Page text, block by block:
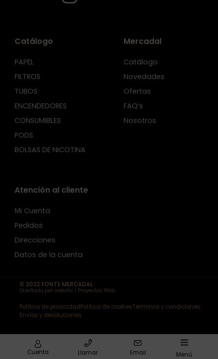
Catálogo
PAPEL
FILTROS
TUBOS
ENCENDEDORES
CONSUMIBLES
PODS
BOLSAS DE NICOTINA
Mercadal
Catálogo
Novedades
Ofertas
FAQ’s
Nosotros
Atención al cliente
Mi Cuenta
Pedidos
Direcciones
Datos de la cuenta
© 2022 FONTE MERCADAL
Diseñado por adestic | Proyectos Web
Política de privacidadPolítica de cookiesTérminos y condiciones
Envíos y devoluciones
Cuenta Llamar Email Menú